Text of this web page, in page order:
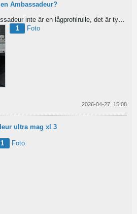
Ambassadeur?
Alla vet ju att Ambassadeur inte är en lågprofilrulle, det är tydligt. Men hur hög profil har de egentligen?...
1
Foto
2026-04-27, 15:08
ultra mag xl 3
1
Foto